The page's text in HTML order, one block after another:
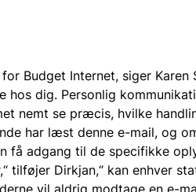
Budget Internet, siger
dig. Personlig
nemt se præcis, hvilke
har læst denne e-mail, og
få adgang til de specifikke
tilføjer Dirkjan,“ kan enhver
vil aldrig modtage en e-